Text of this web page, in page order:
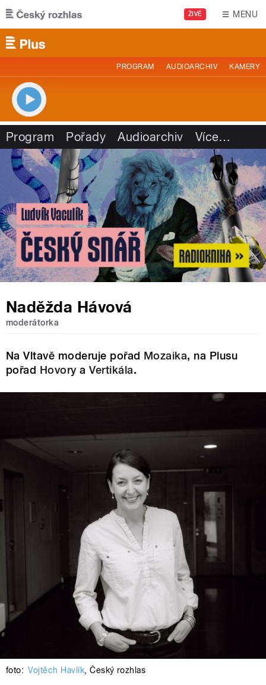
Přejít k hlavnímu obsahu
ŽIVĚ MENU
PROGRAM AUDIOARCHIV KAMERY
Program Pořady Audioarchiv Více…
Naděžda Hávová
moderátorka
Na Vltavě moderuje pořad Mozaika, na Plusu
pořad HovoryaVertikála.
foto: Vojtěch Havlík,Český rozhlas